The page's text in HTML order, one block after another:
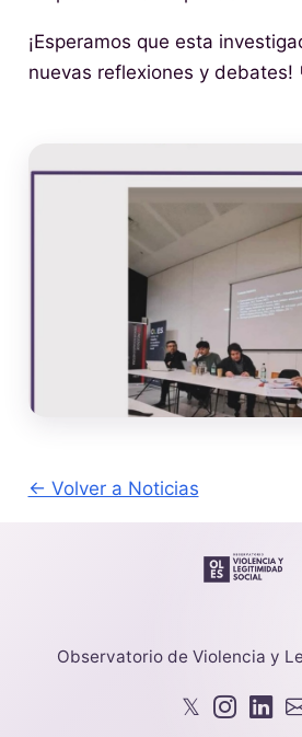
¡Esperamos que esta
nuevas reflexiones y debates!
← Volver a Noticias
Observatorio de Violencia y
𝕏